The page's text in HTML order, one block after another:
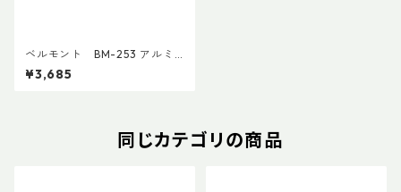
ベルモント BM-253 アルミ
ケトル0.8L
¥3,685
同じカテゴリの商品